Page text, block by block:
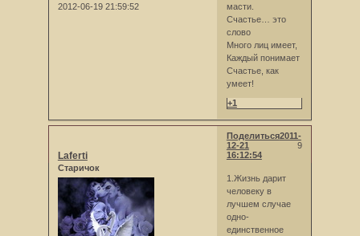
2012-06-19 21:59:52
масти.
Счастье… это
слово
Много лиц имеет,
Каждый понимает
Счастье, как
умеет!
+1
Поделиться
9
2011-
12-21
16:12:54
Laferti
Старичок
1.Жизнь дарит
человеку в
лучшем случае
одно-
единственное